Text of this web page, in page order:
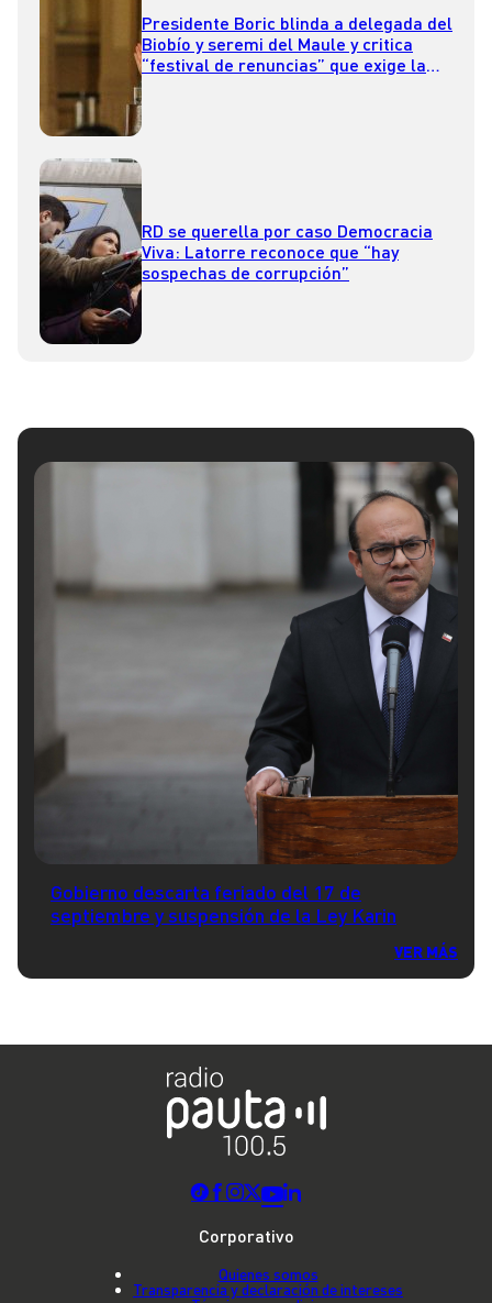
Presidente Boric blinda a delegada del
Biobío y seremi del Maule y critica
“festival de renuncias” que exige la
RD se querella por caso Democracia
Viva: Latorre reconoce que “hay
sospechas de corrupción”
Gobierno descarta feriado del 17 de
septiembre y suspensión de la Ley Karin
VER MÁS
Corporativo
Quienes somos
Transparencia y declaración de intereses